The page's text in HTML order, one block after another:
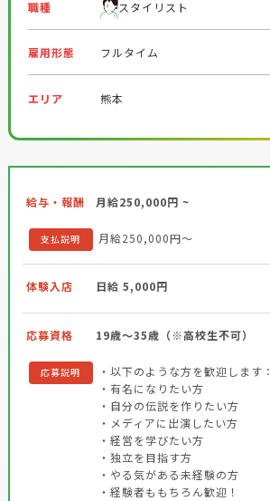
職種 スタイリスト
雇用形態 フルタイム
エリア 熊本
給与・報酬 月給250,000円 ~
支払説明 月給250,000円～
体験入店 日給 5,000円
応募資格 19歳～35歳（※高校生不可）
応募説明
・以下のような方を歓迎します：
・有名になりたい方
・自分の伝説を作りたい方
・メディアに出演したい方
・経営を学びたい方
・独立を目指す方
・やる気がある未経験の方
・経験者ももちろん歓迎！